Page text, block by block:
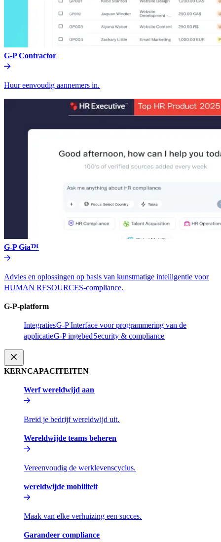
G-P Contractor​​
Huur eenvoudig aannemers in.​​
G-P Gia™​​
Advies en oplossingen op basis van kunstmatige intelligentie voor
HUMAN RESOURCES-compliance.​​
G-P-platform​​
Integraties​​G-P Interface voor programmering van de
applicatie​​G-P ingebed​​Security & compliance​​
KERNCAPACITEITEN​​
Werf wereldwijd aan​​
Breid je bedrijf wereldwijd uit.​​
Wereldwijde teams beheren​​
Vereenvoudig de werklevenscyclus.​​
wereldwijde mobiliteit​​
Maak van elke verhuizing een succes.​​
Garandeer compliance​​